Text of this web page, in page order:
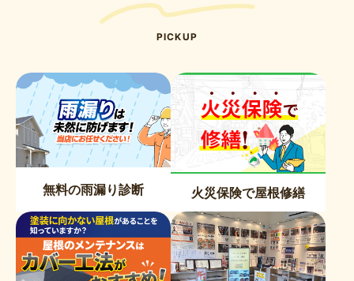
PICKUP
無料の雨漏り診断 火災保険で屋根修繕